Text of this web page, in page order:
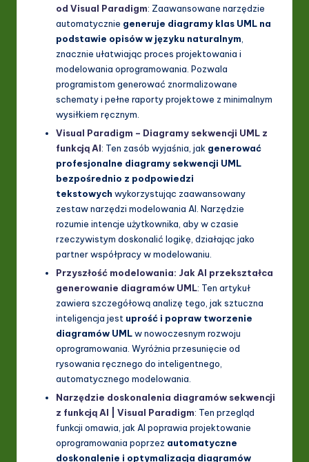
od Visual Paradigm: Zaawansowane narzędzie
automatycznie generuje diagramy klas UML na
podstawie opisów w języku naturalnym
znacznie ułatwiając proces projektowania i
modelowania oprogramowania. Pozwala
programistom generować znormalizowane
schematy i pełne raporty projektowe z minimalnym
wysiłkiem ręcznym.
Visual Paradigm – Diagramy sekwencji UML z
funkcją AI: Ten zasób wyjaśnia, jak generować
profesjonalne diagramy sekwencji UML
bezpośrednio z podpowiedzi
tekstowych wykorzystując zaawansowany
zestaw narzędzi modelowania AI. Narzędzie
rozumie intencje użytkownika, aby w czasie
rzeczywistym doskonalić logikę, działając jako
partner współpracy w modelowaniu.
Przyszłość modelowania: Jak AI przekształca
generowanie diagramów UML: Ten artykuł
zawiera szczegółową analizę tego, jak sztuczna
inteligencja jest uprość i popraw tworzenie
diagramów UMLw nowoczesnym rozwoju
oprogramowania. Wyróżnia przesunięcie od
rysowania ręcznego do inteligentnego,
automatycznego modelowania.
Narzędzie doskonalenia diagramów sekwencji
z funkcją AI | Visual Paradigm: Ten przegląd
funkcji omawia, jak AI poprawia projektowanie
oprogramowania poprzez automatyczne
doskonalenie i optymalizacja diagramów